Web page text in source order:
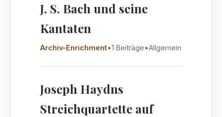
J. S. Bach und seine
Kantaten
Archiv-Enrichment•1 Beiträge•Allgemein
Joseph Haydns
Streichquartette auf